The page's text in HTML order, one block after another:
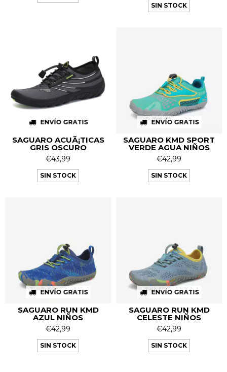
SIN STOCK
ENVÍO GRATIS
SAGUARO ACUÃ¡TICAS
GRIS OSCURO
€43,99
SIN STOCK
ENVÍO GRATIS
SAGUARO KMD SPORT
VERDE AGUA NIÑOS
€42,99
SIN STOCK
ENVÍO GRATIS
SAGUARO RUN KMD
AZUL NIÑOS
€42,99
SIN STOCK
ENVÍO GRATIS
SAGUARO RUN KMD
CELESTE NIÑOS
€42,99
SIN STOCK